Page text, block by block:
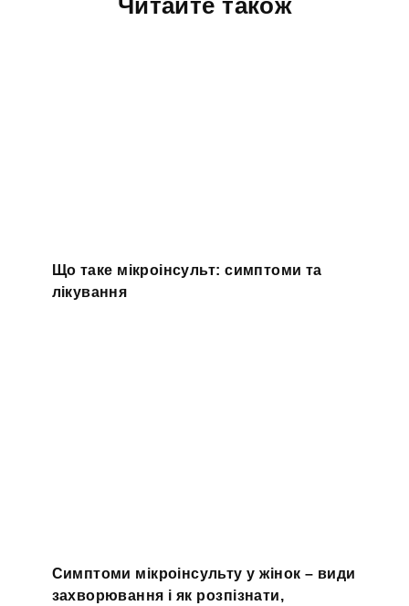
Читайте також
Що таке мікроінсульт: симптоми та
лікування
Симптоми мікроінсульту у жінок – види
захворювання і як розпізнати,